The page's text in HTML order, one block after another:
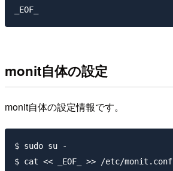
monit自体の設定
monit自体の設定情報です。
$ sudo su -
$ cat << _EOF_ >> /etc/monit.conf